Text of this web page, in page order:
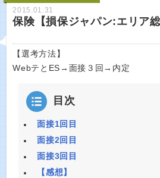
2015.01.31
保険【損保ジャパン:エリア
【選考方法】
WebテとES→面接３回→内定
目次
面接1回目
面接2回目
面接3回目
【感想】